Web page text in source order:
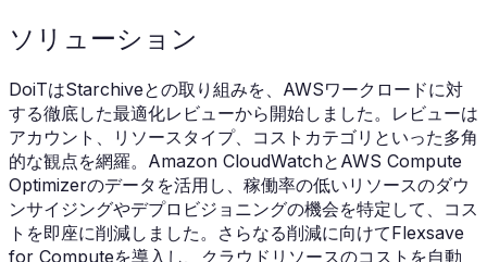
ソリューション
DoiTはStarchiveとの取り組みを、AWSワークロードに対
する徹底した最適化レビューから開始しました。レビューは
アカウント、リソースタイプ、コストカテゴリといった多角
的な観点を網羅。Amazon CloudWatchとAWS Compute
Optimizerのデータを活用し、稼働率の低いリソースのダウ
ンサイジングやデプロビジョニングの機会を特定して、コス
トを即座に削減しました。さらなる削減に向けてFlexsave
for Computeを導入し、クラウドリソースのコストを自動